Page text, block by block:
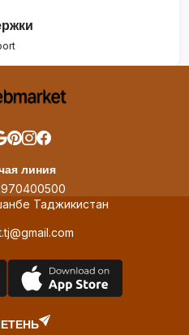
линия
Таджикистан